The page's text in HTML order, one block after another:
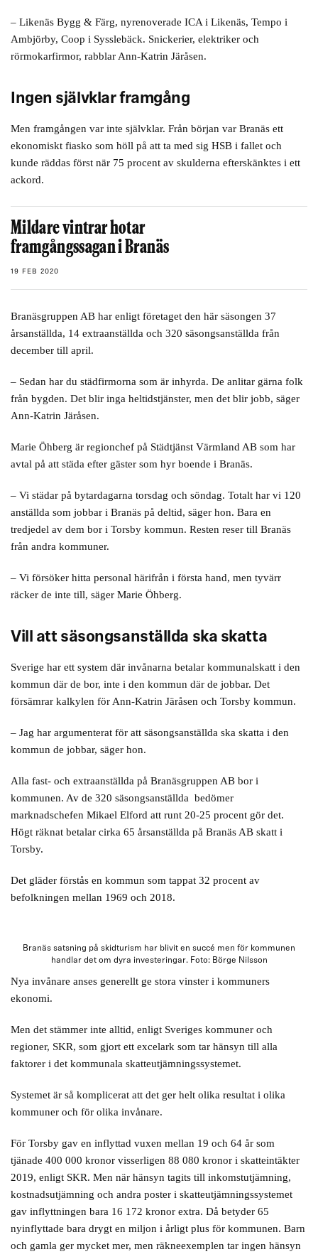
– Likenäs Bygg & Färg, nyrenoverade ICA i Likenäs, Tempo i
Ambjörby, Coop i Sysslebäck. Snickerier, elektriker och
rörmokarfirmor, rabblar Ann-Katrin Järåsen.
Ingen självklar framgång
Men framgången var inte självklar. Från början var Branäs ett
ekonomiskt fiasko som höll på att ta med sig HSB i fallet och
kunde räddas först när 75 procent av skulderna efterskänktes i ett
ackord.
Mildare vintrar hotar
framgångssagan i Branäs
19 FEB 2020
Branäsgruppen AB har enligt företaget den här säsongen 37
årsanställda, 14 extraanställda och 320 säsongsanställda från
december till april.
– Sedan har du städfirmorna som är inhyrda. De anlitar gärna folk
från bygden. Det blir inga heltidstjänster, men det blir jobb, säger
Ann-Katrin Järåsen.
Marie Öhberg är regionchef på Städtjänst Värmland AB som har
avtal på att städa efter gäster som hyr boende i Branäs.
– Vi städar på bytardagarna torsdag och söndag. Totalt har vi 120
anställda som jobbar i Branäs på deltid, säger hon. Bara en
tredjedel av dem bor i Torsby kommun. Resten reser till Branäs
från andra kommuner.
– Vi försöker hitta personal härifrån i första hand, men tyvärr
räcker de inte till, säger Marie Öhberg.
Vill att säsongsanställda ska skatta
Sverige har ett system där invånarna betalar kommunalskatt i den
kommun där de bor, inte i den kommun där de jobbar. Det
försämrar kalkylen för Ann-Katrin Järåsen och Torsby kommun.
– Jag har argumenterat för att säsongsanställda ska skatta i den
kommun de jobbar, säger hon.
Alla fast- och extraanställda på Branäsgruppen AB bor i
kommunen. Av de 320 säsongsanställda bedömer
marknadschefen Mikael Elford att runt 20-25 procent gör det.
Högt räknat betalar cirka 65 årsanställda på Branäs AB skatt i
Torsby.
Det gläder förstås en kommun som tappat 32 procent av
befolkningen mellan 1969 och 2018.
Branäs satsning på skidturism har blivit en succé men för kommunen
handlar det om dyra investeringar. Foto: Börge Nilsson
Nya invånare anses generellt ge stora vinster i kommuners
ekonomi.
Men det stämmer inte alltid, enligt Sveriges kommuner och
regioner, SKR, som gjort ett excelark som tar hänsyn till alla
faktorer i det kommunala skatteutjämningssystemet.
Systemet är så komplicerat att det ger helt olika resultat i olika
kommuner och för olika invånare.
För Torsby gav en inflyttad vuxen mellan 19 och 64 år som
tjänade 400 000 kronor visserligen 88 080 kronor i skatteintäkter
2019, enligt SKR. Men när hänsyn tagits till inkomstutjämning,
kostnadsutjämning och andra poster i skatteutjämningssystemet
gav inflyttningen bara 16 172 kronor extra. Då betyder 65
nyinflyttade bara drygt en miljon i årligt plus för kommunen. Barn
och gamla ger mycket mer, men räkneexemplen tar ingen hänsyn